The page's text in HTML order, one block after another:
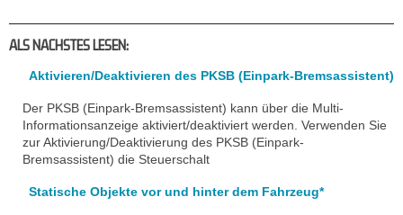
ALS NACHSTES LESEN:
Aktivieren/Deaktivieren des PKSB (Einpark-Bremsassistent)
Der PKSB (Einpark-Bremsassistent) kann über die Multi-
Informationsanzeige aktiviert/deaktiviert werden. Verwenden Sie
zur Aktivierung/Deaktivierung des PKSB (Einpark-
Bremsassistent) die Steuerschalt
Statische Objekte vor und hinter dem Fahrzeug*